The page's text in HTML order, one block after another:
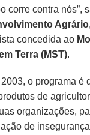
corre contra nós”,
Agrário
concedida ao
Terra (MST).
o programa é
de
organizações,
de